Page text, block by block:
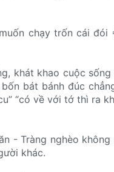
chạy trốn cái đói
khát khao cuộc
bát bánh đúc
“có về với tớ thì ra
- Tràng nghèo
khác.